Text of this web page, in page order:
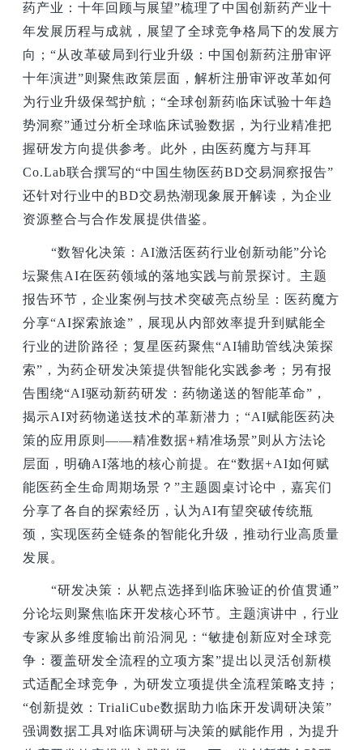
药产业：十年回顾与展望”梳理了中国创新药产业十
年发展历程与成就，展望了全球竞争格局下的发展方
向；“从改革破局到行业升级：中国创新药注册审评
十年演进”则聚焦政策层面，解析注册审评改革如何
为行业升级保驾护航；“全球创新药临床试验十年趋
势洞察”通过分析全球临床试验数据，为行业精准把
握研发方向提供参考。此外，由医药魔方与拜耳
Co.Lab联合撰写的“中国生物医药BD交易洞察报告”
还针对行业中的BD交易热潮现象展开解读，为企业
资源整合与合作发展提供借鉴。
“数智化决策：AI激活医药行业创新动能”分论
坛聚焦AI在医药领域的落地实践与前景探讨。主题
报告环节，企业案例与技术突破亮点纷呈：医药魔方
分享“AI探索旅途”，展现从内部效率提升到赋能全
行业的进阶路径；复星医药聚焦“AI辅助管线决策探
索”，为药企研发决策提供智能化实践参考；另有报
告围绕“AI驱动新药研发：药物递送的智能革命”，
揭示AI对药物递送技术的革新潜力；“AI赋能医药决
策的应用原则——精准数据+精准场景”则从方法论
层面，明确AI落地的核心前提。在“数据+AI如何赋
能医药全生命周期场景？”主题圆桌讨论中，嘉宾们
分享了各自的探索经历，认为AI有望突破传统瓶
颈，实现医药全链条的智能化升级，推动行业高质量
发展。
“研发决策：从靶点选择到临床验证的价值贯通”
分论坛则聚焦临床开发核心环节。主题演讲中，行业
专家从多维度输出前沿洞见：“敏捷创新应对全球竞
争：覆盖研发全流程的立项方案”提出以灵活创新模
式适配全球竞争，为研发立项提供全流程策略支持；
“创新提效：TrialiCube数据助力临床开发调研决策”
强调数据工具对临床调研与决策的赋能作用，为提升